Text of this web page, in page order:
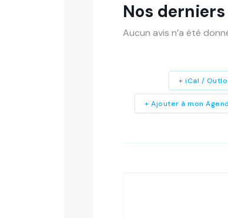
Nos
Aucun avis n’a été
+ Ajouter à mon
+ iCal /